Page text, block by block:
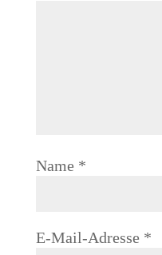
Name *
E-Mail-Adresse *